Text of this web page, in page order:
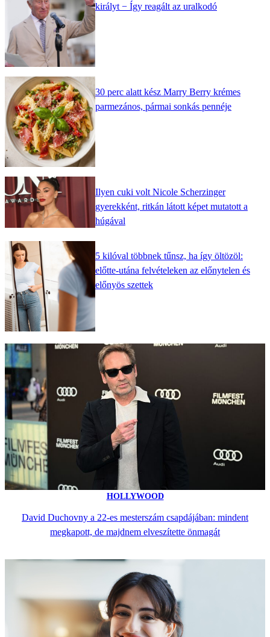
királyt − Így reagált az uralkodó
30 perc alatt kész Marry Berry krémes
parmezános, pármai sonkás pennéje
Ilyen cuki volt Nicole Scherzinger
gyerekként, ritkán látott képet mutatott a
húgával
5 kilóval többnek tűnsz, ha így öltözöl:
előtte-utána felvételeken az előnytelen és
előnyös szettek
HOLLYWOOD
David Duchovny a 22-es mesterszám csapdájában: mindent
megkapott, de majdnem elveszítette önmagát